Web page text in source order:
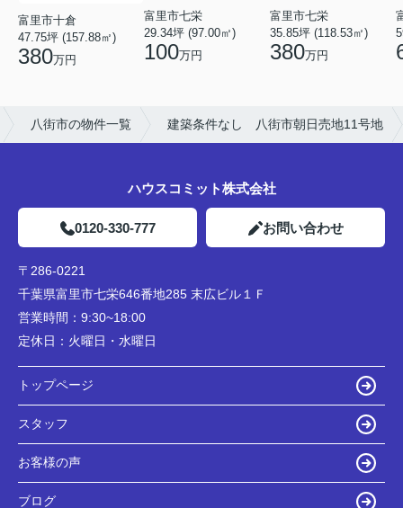
富里市十倉
47.75坪 (157.88㎡)
380万円
富里市七栄
29.34坪 (97.00㎡)
100万円
富里市七栄
35.85坪 (118.53㎡)
380万円
八街市の物件一覧 建築条件なし 八街市朝日売地11号地
ハウスコミット株式会社
0120-330-777 お問い合わせ
〒286-0221
千葉県富里市七栄646番地285 末広ビル１Ｆ
営業時間： 9:30~18:00
定休日： 火曜日・水曜日
トップページ
スタッフ
お客様の声
ブログ